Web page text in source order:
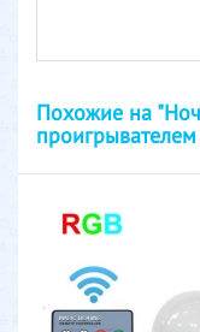
Похожие на